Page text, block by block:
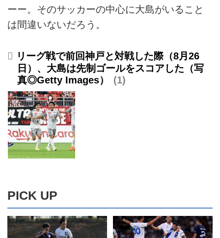
ーー。そのサッカーの中心に大島がいること
は間違いないだろう。
リーグ戦で前回神戸と対戦した際（8月26
日）、大島は先制ゴールをスコアした（写
真◎Getty Images）
1
PICK UP